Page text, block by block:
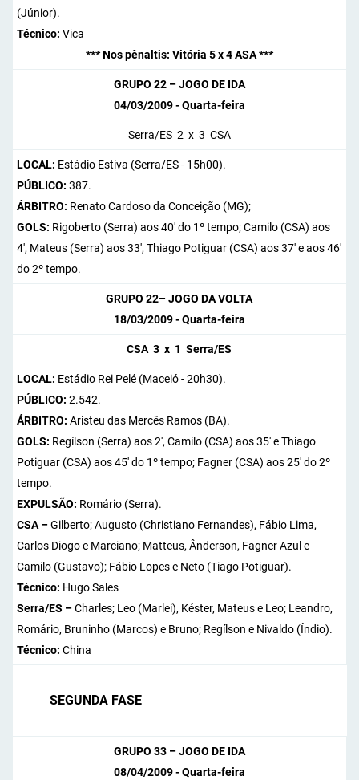
(Júnior).
Técnico: Vica
*** Nos pênaltis: Vitória 5 x 4 ASA ***
GRUPO 22 – JOGO DE IDA
04/03/2009 - Quarta-feira
Serra/ES 2 x 3 CSA
LOCAL: Estádio Estiva (Serra/ES - 15h00).
PÚBLICO: 387.
ÁRBITRO: Renato Cardoso da Conceição (MG);
GOLS: Rigoberto (Serra) aos 40' do 1º tempo; Camilo (CSA) aos
4', Mateus (Serra) aos 33', Thiago Potiguar (CSA) aos 37' e aos 46'
do 2º tempo.
GRUPO 22– JOGO DA VOLTA
18/03/2009 - Quarta-feira
CSA 3 x 1 Serra/ES
LOCAL: Estádio Rei Pelé (Maceió - 20h30).
PÚBLICO: 2.542.
ÁRBITRO: Aristeu das Mercês Ramos (BA).
GOLS: Regílson (Serra) aos 2', Camilo (CSA) aos 35' e Thiago
Potiguar (CSA) aos 45' do 1º tempo; Fagner (CSA) aos 25' do 2º
tempo.
EXPULSÃO: Romário (Serra).
CSA –Gilberto; Augusto (Christiano Fernandes), Fábio Lima,
Carlos Diogo e Marciano; Matteus, Ânderson, Fagner Azul e
Camilo (Gustavo); Fábio Lopes e Neto (Tiago Potiguar).
Técnico: Hugo Sales
Serra/ES –Charles; Leo (Marlei), Késter, Mateus e Leo; Leandro,
Romário, Bruninho (Marcos) e Bruno; Regílson e Nivaldo (Índio).
Técnico: China
SEGUNDA FASE
GRUPO 33 – JOGO DE IDA
08/04/2009 - Quarta-feira